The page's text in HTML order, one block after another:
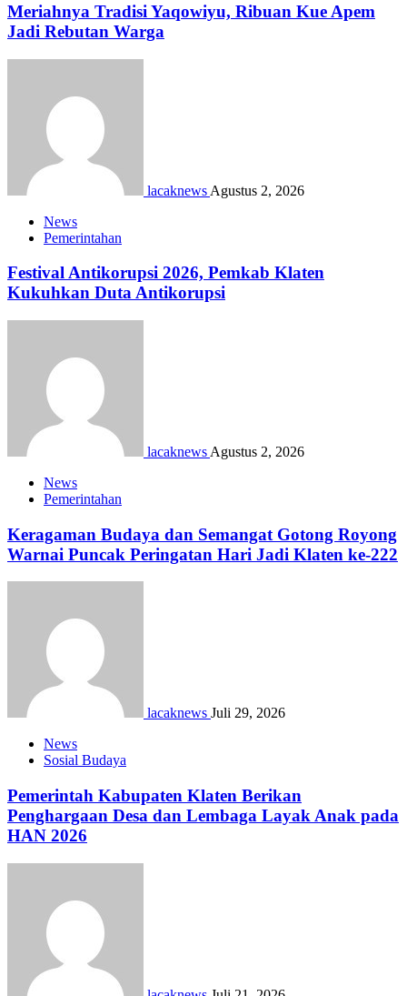
Meriahnya Tradisi Yaqowiyu, Ribuan Kue Apem
Jadi Rebutan Warga
lacaknews Agustus 2, 2026
News
Pemerintahan
Festival Antikorupsi 2026, Pemkab Klaten
Kukuhkan Duta Antikorupsi
lacaknews Agustus 2, 2026
News
Pemerintahan
Keragaman Budaya dan Semangat Gotong Royong
Warnai Puncak Peringatan Hari Jadi Klaten ke-222
lacaknews Juli 29, 2026
News
Sosial Budaya
Pemerintah Kabupaten Klaten Berikan
Penghargaan Desa dan Lembaga Layak Anak pada
HAN 2026